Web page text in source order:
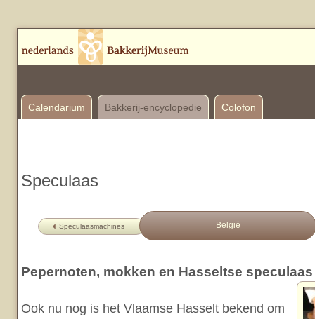
Calendarium Bakkerij-encyclopedie Colofon
Speculaas
Speculaasmachines België
Pepernoten, mokken en Hasseltse speculaas
Ook nu nog is het Vlaamse Hasselt bekend om